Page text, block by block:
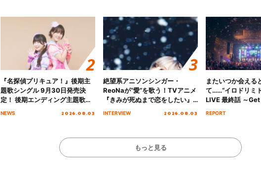
『名探偵プリキュア！』後期主
題歌シングル 9月30日発売決
定！ 後期エンディング主題歌
NEWS 2026.08.03
絶望系アニソンシンガー・
ReoNaが“愛”を歌う！TVアニメ
『きみが死ぬまで恋をしたい』
INTERVIEW 2026.08.03
またいつか会える
て……“イロドリミ
LIVE 最終話 ～
REPORT
もっと見る